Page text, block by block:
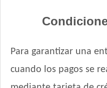
Maintenance Criadores
Max Pet Gato Adulto
Maxxium Gato Trucha
Para garantizar una
cuando los pagos se